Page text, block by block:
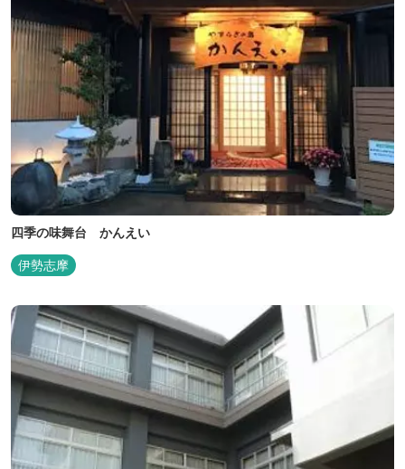
四季の味舞台 かんえい
伊勢志摩